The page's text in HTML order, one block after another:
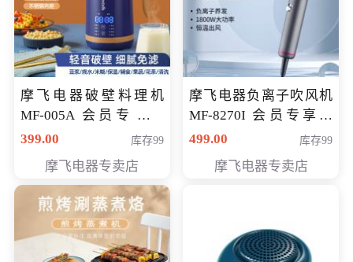
摩飞电器破壁料理机
MF-005A 会员专享价
198元
399.00 库存99
摩飞电器专卖店
摩飞电器负离子吹风机
MF-8270I 会员专享价
369元
499.00 库存99
摩飞电器专卖店